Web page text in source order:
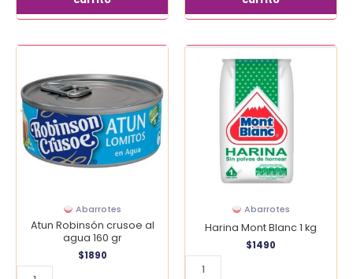
Abarrotes
Atun Robinsón crusoe al
agua 160 gr
$1890
crusoe
al
agua
160
gr
cantidad
Abarrotes
Harina Mont Blanc 1 kg
$1490
cantidad